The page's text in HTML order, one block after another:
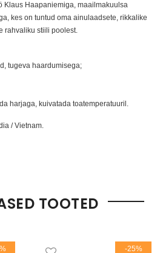
Klaus Haapaniemiga, maailmakuulsa
kes on tuntud oma ainulaadsete, rikkalike
rahvaliku stiili poolest.
tugeva haardumisega;
harjaga, kuivatada toatemperatuuril.
/ Vietnam.
TOOTED
-25%